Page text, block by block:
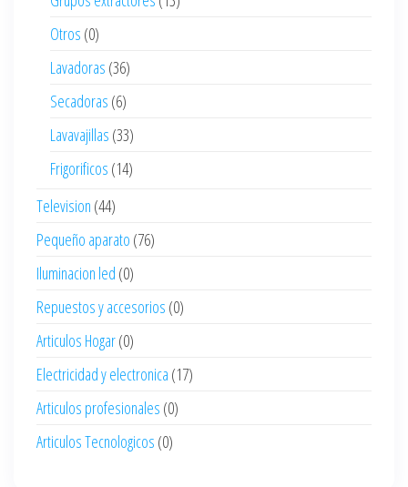
Otros (0)
Lavadoras (36)
Secadoras (6)
Lavavajillas (33)
Frigorificos (14)
Television (44)
Pequeño aparato (76)
Iluminacion led (0)
Repuestos y accesorios (0)
Articulos Hogar(0)
Electricidad y electronica (17)
Articulos profesionales (0)
Articulos Tecnologicos (0)